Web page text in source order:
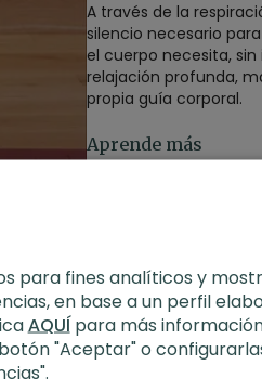
A través de la
silencio necesario
el cuerpo necesita,
relajación profunda,
propia guía corporal.
Estilo: hatha yoga
Profesor: Andrea
Enfoque:
Propósito:
Fecha
: 19 de febrero
Contenido
Aprende más
para fines analíticos y
en base a un perfil
AQUÍpara más
"Aceptar" o